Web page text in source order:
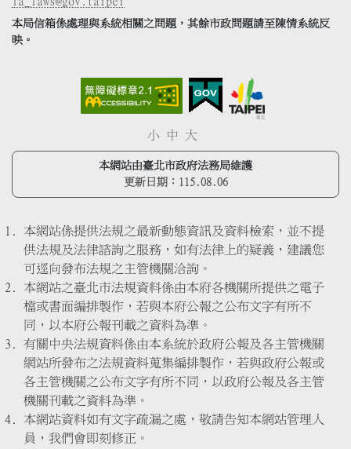
本局信箱係處理與系統相關之問題，其餘市政問題請至陳情系統反
映。
小 中 大
本網站由臺北市政府法務局維護
更新日期： 115.08.06
本網站係提供法規之最新動態資訊及資料檢索，並不提
供法規及法律諮詢之服務，如有法律上的疑義，建議您
可逕向發布法規之主管機關洽詢。
本網站之臺北市法規資料係由本府各機關所提供之電子
檔或書面編排製作，若與本府公報之公布文字有所不
同，以本府公報刊載之資料為準。
有關中央法規資料係由本系統於政府公報及各主管機關
網站所發布之法規資料蒐集編排製作，若與政府公報或
各主管機關之公布文字有所不同，以政府公報及各主管
機關刊載之資料為準。
本網站資料如有文字疏漏之處，敬請告知本網站管理人
員，我們會即刻修正。